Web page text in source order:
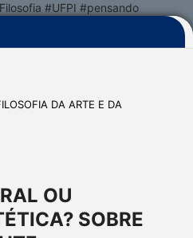
#UFPI #pensando
DA ARTE E DA
OU
SOBRE